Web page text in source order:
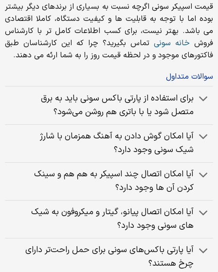
قیمت اسپیکر سونی اگرچه نسبت به بسیاری از برندهای دیگر بیشتر
بوده اما با توجه به قابلیت ها و کیفیت دستگاه، کاملا اقتصادی
می باشد. بهتر نیست، برای کسب اطلاعات کامل تر با کارشناس
فروش خانه سونی تماس بگیرید؟ چرا که این کارشناسان طبق
فاکتورهای موجود و در لحظه قیمت روز را به شما ارئه می دهند.
سوالات متداول
برای استفاده از پارتی باکس سونی باید به برق
متصل شود یا با باتری هم روشن می‌شود؟
آیا امکان گوش دادن به آهنگ همزمان با شارژ
شیک سونی وجود دارد؟
آیا امکان اتصال چند اسپیکر به هم هم و سینک
کردن آن ها وجود دارد؟
آیا امکان اتصال پیانو، گیتار و میکروفون به شیک
های سونی وجود دارد؟
آیا پارتی باکس‌های سونی برای حمل راحت‌تر دارای
چرخ هستند؟